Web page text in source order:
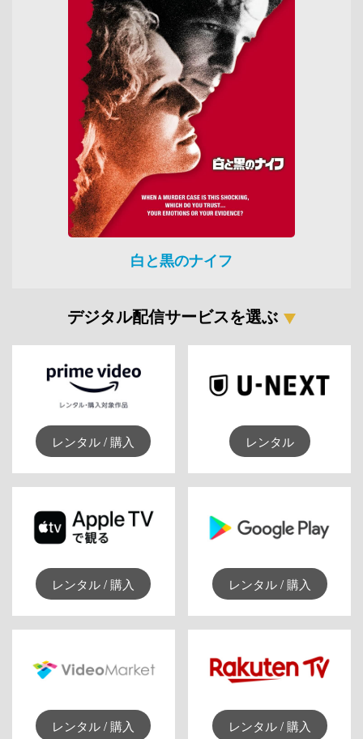
白と黒のナイフ
デジタル配信サービスを選ぶ
レンタル / 購入 レンタル
レンタル / 購入 レンタル / 購入
レンタル / 購入 レンタル / 購入